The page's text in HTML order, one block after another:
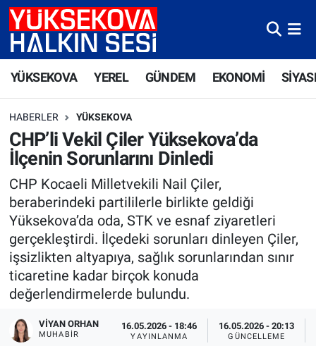
YÜKSEKOVA YEREL GÜNDEM EKONOMİ
HABERLER YÜKSEKOVA
CHP’li Vekil Çiler Yüksekova’da
İlçenin Sorunlarını Dinledi
CHP Kocaeli Milletvekili Nail Çiler,
beraberindeki partililerle birlikte geldiği
Yüksekova’da oda, STK ve esnaf ziyaretleri
gerçekleştirdi. İlçedeki sorunları dinleyen Çiler,
işsizlikten altyapıya, sağlık sorunlarından sınır
ticaretine kadar birçok konuda
değerlendirmelerde bulundu.
VIYAN ORHAN
MUHABIR
16.05.2026 - 18:46
YAYINLANMA
16.05.2026 - 20:13
GÜNCELLEME
Yüksekova Nöbetçi Eczaneler
Yüksekova Trafik Yoğunluk Haritası
Süper Lig Puan Durumu ve Fikstür
Tüm Manşetler
Son Dakika Haberleri
Haber Arşivi